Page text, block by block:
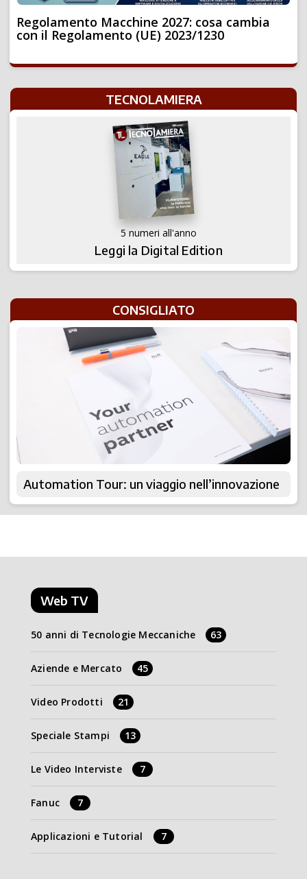
Regolamento Macchine 2027: cosa cambia
con il Regolamento (UE) 2023/1230
TECNOLAMIERA
5 numeri all'anno
Leggi la Digital Edition
CONSIGLIATO
Automation Tour: un viaggio nell’innovazione
Web TV
50 anni di Tecnologie Meccaniche 63
Aziende e Mercato 45
Video Prodotti 21
Speciale Stampi 13
Le Video Interviste 7
Fanuc 7
Applicazioni e Tutorial 7